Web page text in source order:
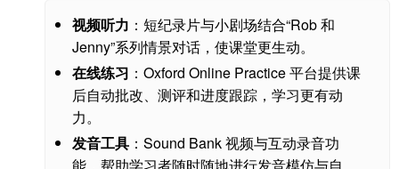
视频听力 ：短纪录片与小剧场结合“Rob 和
Jenny”系列情景对话，使课堂更生动。
在线练习 ：Oxford Online Practice 平台提供课
后自动批改、测评和进度跟踪，学习更有动
力。
发音工具 ：Sound Bank 视频与互动录音功